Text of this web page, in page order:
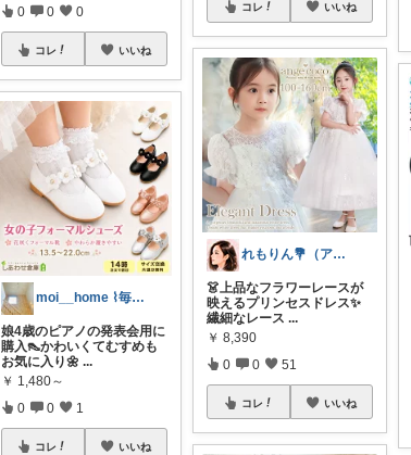
0 0 0
コレ いいね
moi__home ⌇毎日にときめきを
娘4歳のピアノの発表会用に
購入👠かわいくてむすめも
お気に入り🌼 ...
￥ 1,480～
0 0 1
コレ いいね
コレ いいね
れもりん💐（アイコン変更しました）
👗上品なフラワーレースが
映えるプリンセスドレス✨
繊細なレース ...
￥ 8,390
0 0 51
コレ いいね